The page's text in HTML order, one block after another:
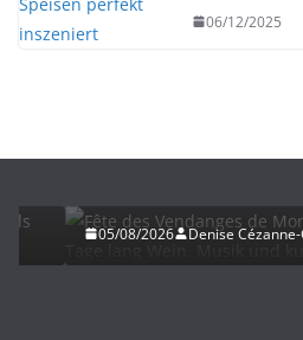
06/12/2025
05/08/2026 Denise Cézanne-Güttich